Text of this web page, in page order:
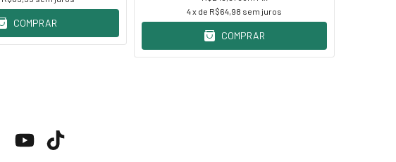
COMPRAR
4x de R$64,98 sem juros
COMPRAR